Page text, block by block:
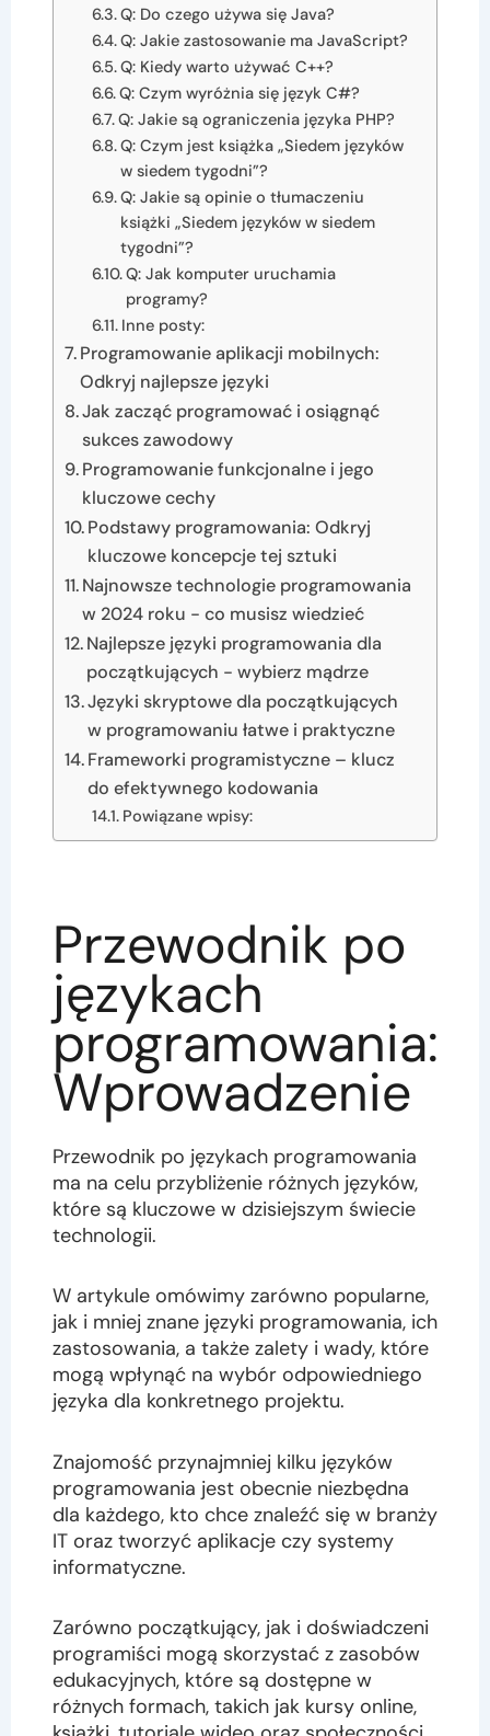
Q: Do czego używa się Java?
Q: Jakie zastosowanie ma JavaScript?
Q: Kiedy warto używać C++?
Q: Czym wyróżnia się język C#?
Q: Jakie są ograniczenia języka PHP?
Q: Czym jest książka „Siedem języków
w siedem tygodni”?
Q: Jakie są opinie o tłumaczeniu
książki „Siedem języków w siedem
tygodni”?
Q: Jak komputer uruchamia
programy?
Inne posty:
Programowanie aplikacji mobilnych:
Odkryj najlepsze języki
Jak zacząć programować i osiągnąć
sukces zawodowy
Programowanie funkcjonalne i jego
kluczowe cechy
Podstawy programowania: Odkryj
kluczowe koncepcje tej sztuki
Najnowsze technologie programowania
w 2024 roku - co musisz wiedzieć
Najlepsze języki programowania dla
początkujących - wybierz mądrze
Języki skryptowe dla początkujących
w programowaniu łatwe i praktyczne
Frameworki programistyczne – klucz
do efektywnego kodowania
Powiązane wpisy:
Przewodnik po
językach
programowania:
Wprowadzenie
Przewodnik po językach programowania
ma na celu przybliżenie różnych języków,
które są kluczowe w dzisiejszym świecie
technologii.
W artykule omówimy zarówno popularne,
jak i mniej znane języki programowania, ich
zastosowania, a także zalety i wady, które
mogą wpłynąć na wybór odpowiedniego
języka dla konkretnego projektu.
Znajomość przynajmniej kilku języków
programowania jest obecnie niezbędna
dla każdego, kto chce znaleźć się w branży
IT oraz tworzyć aplikacje czy systemy
informatyczne.
Zarówno początkujący, jak i doświadczeni
programiści mogą skorzystać z zasobów
edukacyjnych, które są dostępne w
różnych formach, takich jak kursy online,